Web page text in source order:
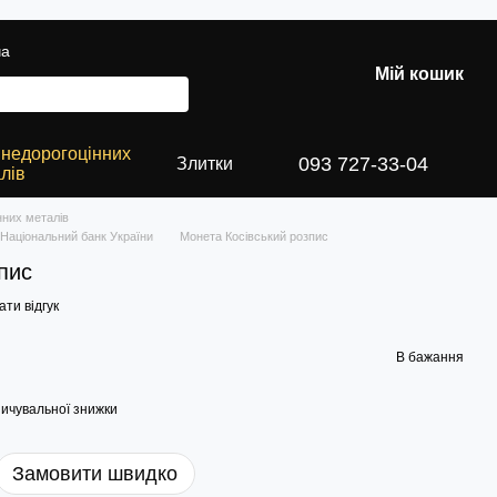
Мій кошик
Злитки 093 727-33-04
металів
банк України
Монета Косівський розпис
відгук
В бажання
знижки
Замовити швидко